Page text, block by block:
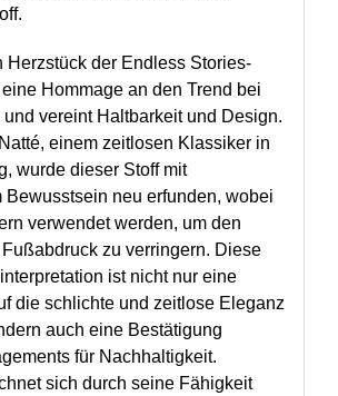
Herzstück der Endless Stories-
Hommage an den Trend bei
und vereint Haltbarkeit und Design.
einem zeitlosen Klassiker in
wurde dieser Stoff mit
Bewusstsein neu erfunden, wobei
verwendet werden, um den
zu verringern. Diese
ist nicht nur eine
die schlichte und zeitlose Eleganz
auch eine Bestätigung
für Nachhaltigkeit.
sich durch seine Fähigkeit